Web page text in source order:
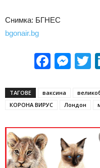
Снимка: БГНЕС
bgonair.bg
ТАГОВЕ ваксина
КОРОНА ВИРУС
Лондон